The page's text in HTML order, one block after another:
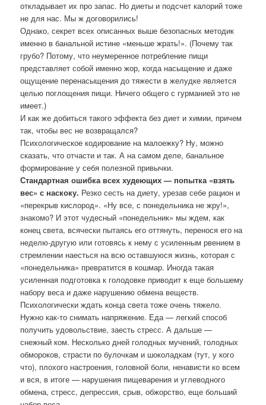
откладывает их про запас. Но диеты и подсчет калорий тоже
не для нас. Мы ж договорились!
Однако, секрет всех описанных выше безопасных методик
именно в банальной истине «меньше жрать!». (Почему так
грубо? Потому, что неумеренное потребление пищи
представляет собой именно жор, когда насыщение и даже
ощущение перенасыщения до тяжести в желудке является
целью поглощения пищи. Ничего общего с гурманией это не
имеет.)
И как же добиться такого эффекта без диет и химии, причем
так, чтобы вес не возвращался?
Психологическое кодирование на малоежку? Ну, можно
сказать, что отчасти и так. А на самом деле, банальное
формирование у себя полезной привычки.
Стандартная ошибка всех худеющих — попытка «взять
вес» с наскоку. Резко сесть на диету, урезав себе рацион и
«перекрыв кислород». «Ну все, с понедельника не жру!»,
знакомо? И этот чудесный «понедельник» мы ждем, как
конец света, всячески пытаясь его оттянуть, перенося его на
неделю-другую или готовясь к нему с усиленным рвением в
стремлении наесться на всю оставшуюся жизнь, которая с
«понедельника» превратится в кошмар. Иногда такая
усиленная подготовка к голодовке приводит к еще большему
набору веса и даже нарушению обмена веществ.
Психологически ждать конца света тоже очень тяжело.
Нужно как-то снимать напряжение. Еда — легкий способ
получить удовольствие, заесть стресс. А дальше —
снежный ком. Несколько дней голодных мучений, голодных
обмороков, страсти по булочкам и шоколадкам (тут, у кого
что), плохого настроения, головной боли, ненависти ко всем
и вся, в итоге — нарушения пищеварения и углеводного
обмена, стресс, депрессия, срыв, обжорство, еще больший